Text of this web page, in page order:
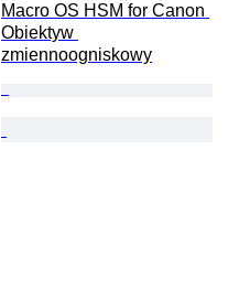
Macro OS HSM for Canon
Obiektyw
zmiennoogniskowy